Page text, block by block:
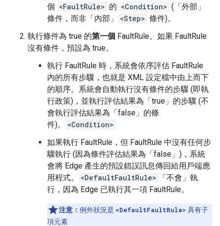
個 <FaultRule> 的 <Condition> (「外部」
條件，而非「內部」
<Step> 條件)。
執行條件為 true 的第一個 FaultRule。如果 FaultRule
沒有條件，預設為 true。
執行 FaultRule 時，系統會依序評估 FaultRule
內的所有步驟，也就是 XML 設定檔中由上而下
的順序。系統會自動執行沒有條件的步驟 (即執
行政策)，並執行評估結果為「true」的步驟 (不
會執行評估結果為「false」的條
件)。
<Condition>
如果執行 FaultRule，但 FaultRule 中沒有任何步
驟執行 (因為條件評估結果為「false」)，系統
會將 Edge 產生的預設錯誤訊息傳回給用戶端應
用程式。
<DefaultFaultRule> 「不會」 執
行，因為 Edge 已執行其一項 FaultRule。
注意： 例外狀況是 <DefaultFaultRule> 具有子
項元素